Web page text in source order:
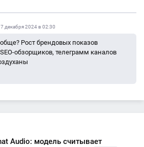
декабря 2024 в 02:30
Рост брендовых показов
обзорщиков, телеграмм каналов
Audio: модель считывает